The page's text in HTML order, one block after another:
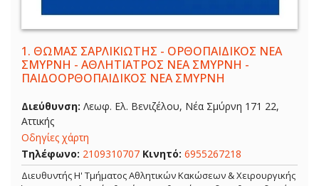
1. ΘΩΜΑΣ ΣΑΡΛΙΚΙΩΤΗΣ - ΟΡΘΟΠΑΙΔΙΚΟΣ ΝΕΑ
ΣΜΥΡΝΗ - ΑΘΛΗΤΙΑΤΡΟΣ ΝΕΑ ΣΜΥΡΝΗ -
ΠΑΙΔΟΟΡΘΟΠΑΙΔΙΚΟΣ ΝΕΑ ΣΜΥΡΝΗ
Διεύθυνση: Λεωφ. Ελ. Βενιζέλου, Νέα Σμύρνη 171 22,
Αττικής
Οδηγίες χάρτη
Τηλέφωνο: 2109310707 Κινητό: 6955267218
Διευθυντής Η' Τμήματος Αθλητικών Κακώσεων & Χειρουργικής